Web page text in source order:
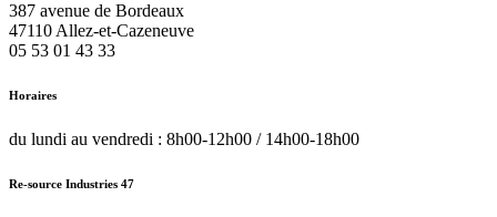
387 avenue de Bordeaux
47110 Allez-et-Cazeneuve
05 53 01 43 33
Horaires
du lundi au vendredi : 8h00-12h00 / 14h00-18h00
Re-source Industries 47